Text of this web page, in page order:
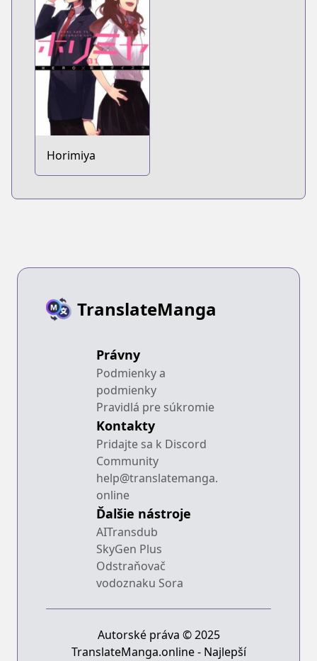
Horimiya
TranslateManga
Právny
Podmienky a
podmienky
Pravidlá pre súkromie
Kontakty
Pridajte sa k Discord
Community
help@translatemanga.
online
Ďalšie nástroje
AITransdub
SkyGen Plus
Odstraňovač
vodoznaku Sora
Autorské práva © 2025
TranslateManga.online - Najlepší